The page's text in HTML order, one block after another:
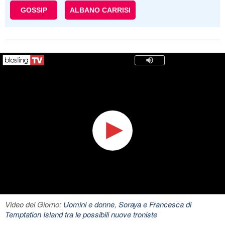
GOSSIP ALBANO CARRISI
Video del Giorno: Uomini e donne, Soraya e Francesca di
Temptation Island tra le possibili nuove troniste